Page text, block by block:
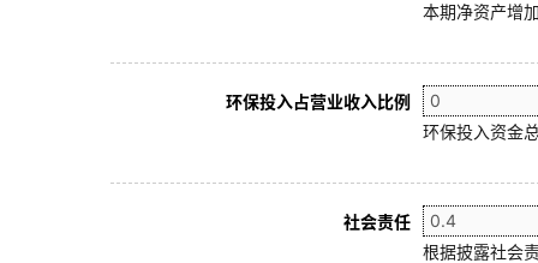
本期净资产增
环保投入占营业收入比例
环保投入资金
社会责任
根据披露社会